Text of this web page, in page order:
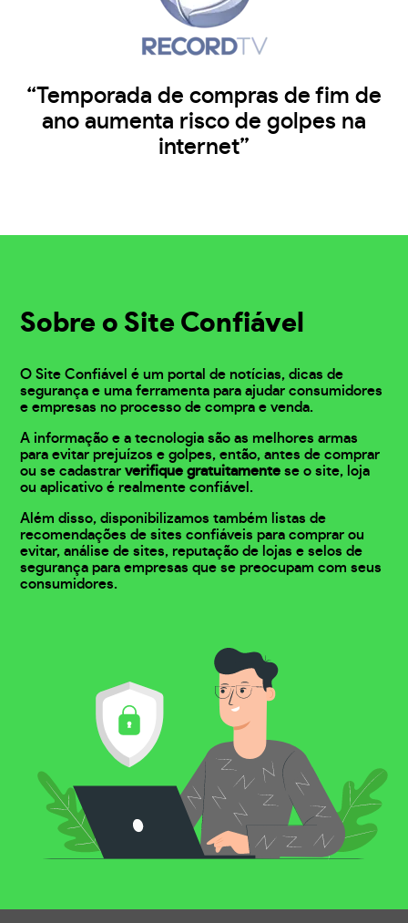
“Temporada de compras de fim de
ano aumenta risco de golpes na
internet”
Sobre o Site Confiável
O Site Confiável é um portal de notícias, dicas de
segurança e uma ferramenta para ajudar consumidores
e empresas no processo de compra e venda.
A informação e a tecnologia são as melhores armas
para evitar prejuízos e golpes, então, antes de comprar
ou se cadastrarverifique gratuitamente se o site, loja
ou aplicativo é realmente confiável.
Além disso, disponibilizamos também listas de
recomendações de sites confiáveis para comprar ou
evitar, análise de sites, reputação de lojas e selos de
segurança para empresas que se preocupam com seus
consumidores.